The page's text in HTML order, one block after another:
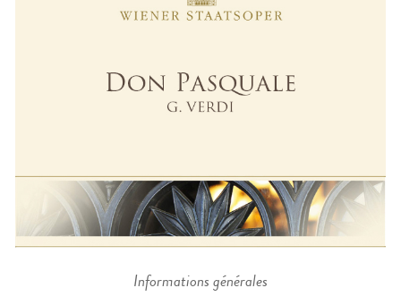
Informations générales